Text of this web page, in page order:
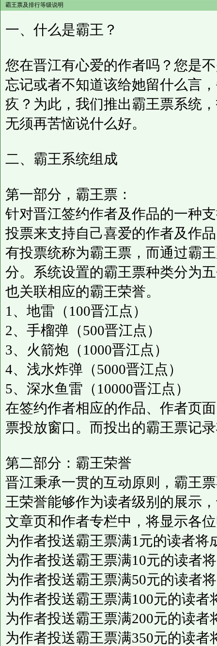
霸王票及排行等级说明
一、什么是霸王？
您在晋江有心爱的作者吗？您是
忘记或者不知道该给她留什么言
疚？为此，我们推出霸王票系统
无须再苦恼说什么好。
二、霸王系统组成
第一部分，霸王票：
针对晋江签约作者及作品的一种
投票来支持自己喜爱的作者及作
有投票统称为霸王票，而通过霸
分。系统设置的霸王票种类分为
也关联相应的霸王荣誉。
1、地雷（100晋江点）
2、手榴弹（500晋江点）
3、火箭炮（1000晋江点）
4、浅水炸弹（5000晋江点）
5、深水鱼雷（10000晋江点）
在签约作者相应的作品、作者页
票投放窗口。而投出的霸王票记
第二部分：霸王荣誉
晋江秉承一贯的互动原则，霸王
王荣誉能够作为读者级别的展示
文章页和作者专栏中，将显示各
为作者投送霸王票满1元的读者将
为作者投送霸王票满10元的读者
为作者投送霸王票满50元的读者
为作者投送霸王票满100元的读者
为作者投送霸王票满200元的读者
为作者投送霸王票满350元的读者